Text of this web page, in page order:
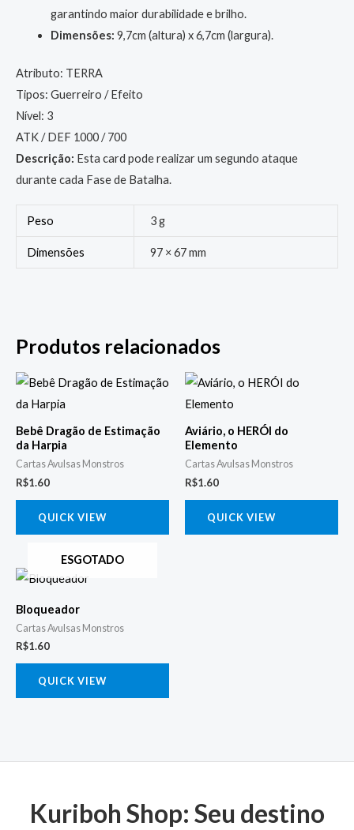
garantindo maior durabilidade e brilho.
Dimensões: 9,7cm (altura) x 6,7cm (largura).
Atributo: TERRA
Tipos: Guerreiro / Efeito
Nível: 3
ATK / DEF 1000 / 700
Descrição: Esta card pode realizar um segundo ataque
durante cada Fase de Batalha.
Peso 3 g
Dimensões 97 × 67 mm
Produtos relacionados
Bebê Dragão de Estimação
da Harpia
Cartas Avulsas Monstros
R$1.60
QUICK VIEW
Aviário, o HERÓI do
Elemento
Cartas Avulsas Monstros
R$1.60
QUICK VIEW
ESGOTADO
Bloqueador
Cartas Avulsas Monstros
R$1.60
QUICK VIEW
Kuriboh Shop: Seu destino